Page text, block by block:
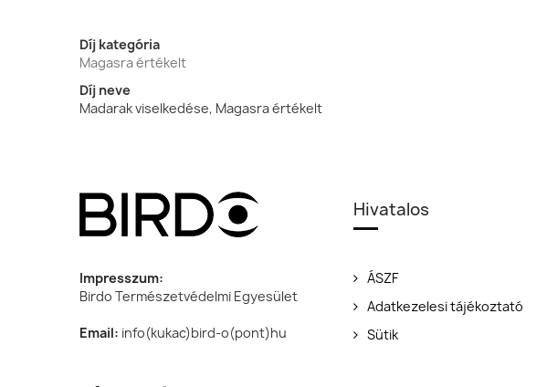
Díj kategória
Magasra értékelt
Díj neve
Madarak viselkedése, Magasra értékelt
Impresszum:
Birdo Természetvédelmi Egyesület
Email: info(kukac)bird-o(pont)hu
Hivatalos
ÁSZF
Adatkezelesi tájékoztató
Sütik